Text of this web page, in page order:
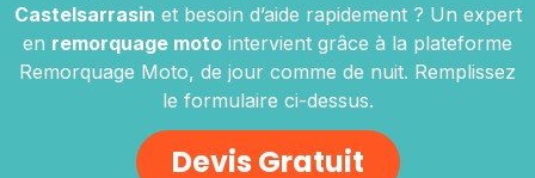
Castelsarrasin et besoin d’aide rapidement ? Un expert
en remorquage moto intervient grâce à la plateforme
Remorquage Moto, de jour comme de nuit. Remplissez
le formulaire ci-dessus.
Devis Gratuit